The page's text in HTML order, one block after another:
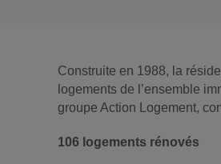
Construite en 1988, la
logements de l’ensemble
groupe Action Logement,
106 logements rénovés